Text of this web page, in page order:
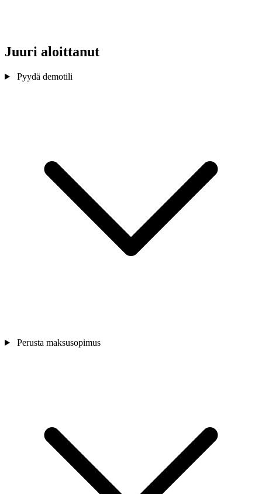
Juuri aloittanut
Pyydä demotili
Perusta maksusopimus